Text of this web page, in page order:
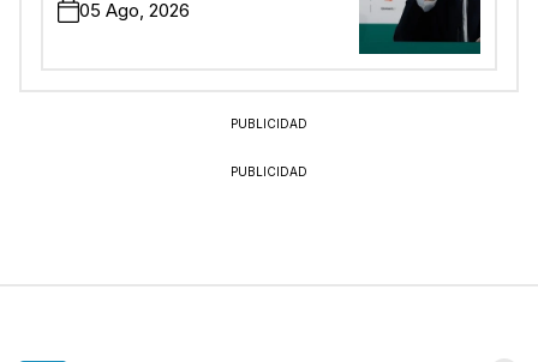
05 Ago, 2026
PUBLICIDAD
PUBLICIDAD